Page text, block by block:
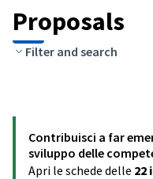
Proposals
Filter and search
Contribuisci a far
sviluppo delle
Apri le schede delle 22